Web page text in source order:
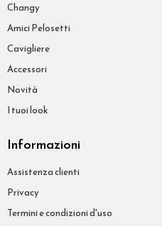
Changy
Amici Pelosetti
Cavigliere
Accessori
Novità
I tuoi look
Informazioni
Assistenza clienti
Privacy
Termini e condizioni d'uso